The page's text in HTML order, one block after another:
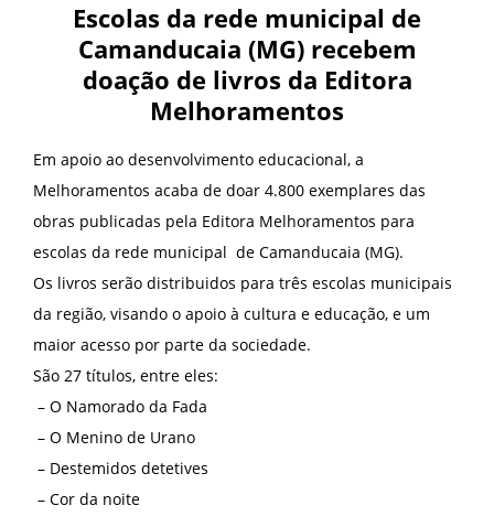
Escolas da rede municipal de
Camanducaia (MG) recebem
doação de livros da Editora
Melhoramentos
Em apoio ao desenvolvimento educacional, a
Melhoramentos acaba de doar 4.800 exemplares das
obras publicadas pela Editora Melhoramentos para
escolas da rede municipal de Camanducaia (MG).
Os livros serão distribuidos para três escolas municipais
da região, visando o apoio à cultura e educação, e um
maior acesso por parte da sociedade.
São 27 títulos, entre eles:
– O Namorado da Fada
– O Menino de Urano
– Destemidos detetives
– Cor da noite